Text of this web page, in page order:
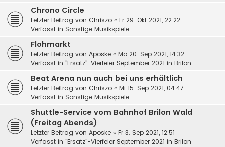
Chrono Circle
Letzter Beitrag von Chriszo « Fr 29. Okt 2021, 22:22
Verfasst in Sonstige Musikspiele
Flohmarkt
Letzter Beitrag von Aposke « Mo 20. Sep 2021, 14:32
Verfasst in "Ersatz"-Vierfeier September 2021 in Brilon
Beat Arena nun auch bei uns erhältlich
Letzter Beitrag von Chriszo « Mi 15. Sep 2021, 04:47
Verfasst in Sonstige Musikspiele
Shuttle-Service vom Bahnhof Brilon Wald
(Freitag Abends)
Letzter Beitrag von Aposke « Fr 3. Sep 2021, 12:51
Verfasst in "Ersatz"-Vierfeier September 2021 in Brilon